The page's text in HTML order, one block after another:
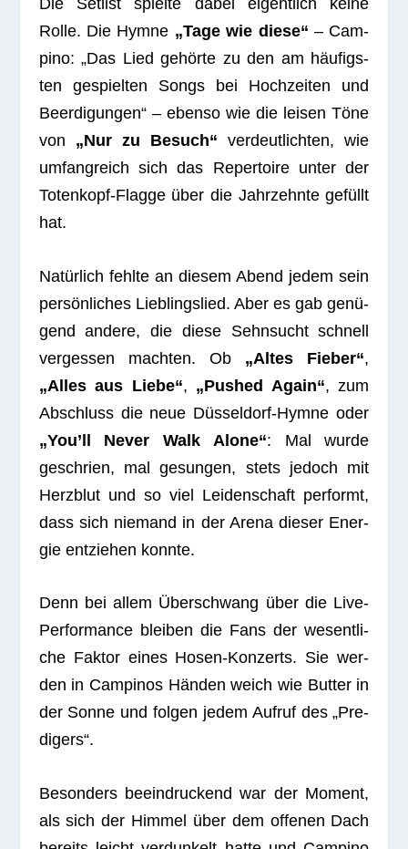
Rolle. Die Hymne „Tage wie diese“ – Cam­
pino: „Das Lied gehörte zu den am häu­figs­
ten gespiel­ten Songs bei Hoch­zei­ten und
Beer­di­gun­gen“ – ebenso wie die lei­sen Töne
von „Nur zu Besuch“ ver­deut­lich­ten, wie
umfang­reich sich das Reper­toire unter der
Toten­kopf-Flagge über die Jahr­zehnte gefüllt
hat.
Natür­lich fehlte an die­sem Abend jedem sein
per­sön­li­ches Lieb­lings­lied. Aber es gab genü­
gend andere, die diese Sehn­sucht schnell
ver­ges­sen mach­ten. Ob „Altes Fie­ber“,
„Alles aus Liebe“, „Pushed Again“, zum
Abschluss die neue Düs­sel­dorf-Hymne oder
„You’ll Never Walk Alone“: Mal wurde
geschrien, mal gesun­gen, stets jedoch mit
Herz­blut und so viel Lei­den­schaft per­formt,
dass sich nie­mand in der Arena die­ser Ener­
gie ent­zie­hen konnte.
Denn bei allem Über­schwang über die Live-
Per­for­mance blei­ben die Fans der wesent­li­
che Fak­tor eines Hosen-Kon­zerts. Sie wer­
den in Cam­pi­nos Hän­den weich wie But­ter in
der Sonne und fol­gen jedem Auf­ruf des „Pre­
di­gers“.
Beson­ders beein­dru­ckend war der Moment,
als sich der Him­mel über dem offe­nen Dach